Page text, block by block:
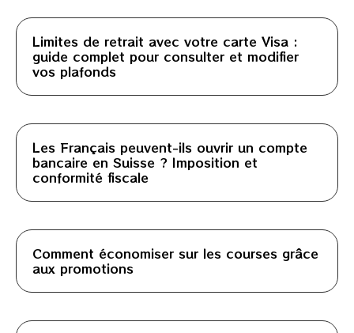
Limites de retrait avec votre carte Visa :
guide complet pour consulter et modifier
vos plafonds
Les Français peuvent-ils ouvrir un compte
bancaire en Suisse ? Imposition et
conformité fiscale
Comment économiser sur les courses grâce
aux promotions